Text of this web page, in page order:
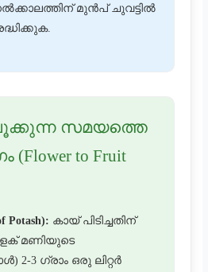
മുൻപ് ചുവട്ടിൽ
സമയത്തെ
to Fruit
Potash): കായ് പിടിച്ചതിന്
മണിയുടെ
2-3 ഗ്രാം ഒരു ലിറ്റർ